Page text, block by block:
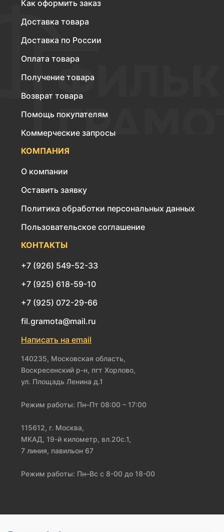
Как оформить заказ
Доставка товара
Доставка по России
Оплата товара
Получение товара
Возврат товара
Помощь покупателям
Коммерческие запросы
КОМПАНИЯ
О компании
Оставить заявку
Политика обработки персональных данных
Пользовательское соглашение
КОНТАКТЫ
+7 (926) 549-52-33
+7 (925) 618-59-10
+7 (925) 072-29-66
fil.gramota@mail.ru
Написать на email
140235, Московская область,
Воскресенский р-н, пгт Хорлово,
ул. Площадь Ленина д.1
Режим работы: Пн–Пт 08:00 – 17:00
115612, г. Москва,
МКАД, 19-й километр, вл.20с.1,
7 линия, павильон 67
Режим работы: Пн–Вс с 8-00 до 18-00